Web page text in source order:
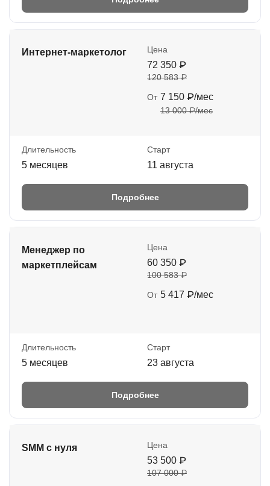
Интернет-маркетолог Цена
72 350 ₽
120 583 ₽
От 7 150 ₽/мес
13 000 ₽/мес
Длительность
5 месяцев
Старт
11 августа
Подробнее
Менеджер по
маркетплейсам
Цена
60 350 ₽
100 583 ₽
От 5 417 ₽/мес
Длительность
5 месяцев
Старт
23 августа
Подробнее
SMM с нуля Цена
53 500 ₽
107 000 ₽